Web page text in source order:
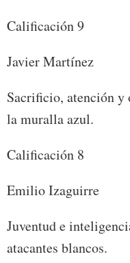
Calificación 9
Javier Martínez
Sacrificio, atención y
la muralla azul.
Calificación 8
Emilio Izaguirre
Juventud e
atacantes blancos.